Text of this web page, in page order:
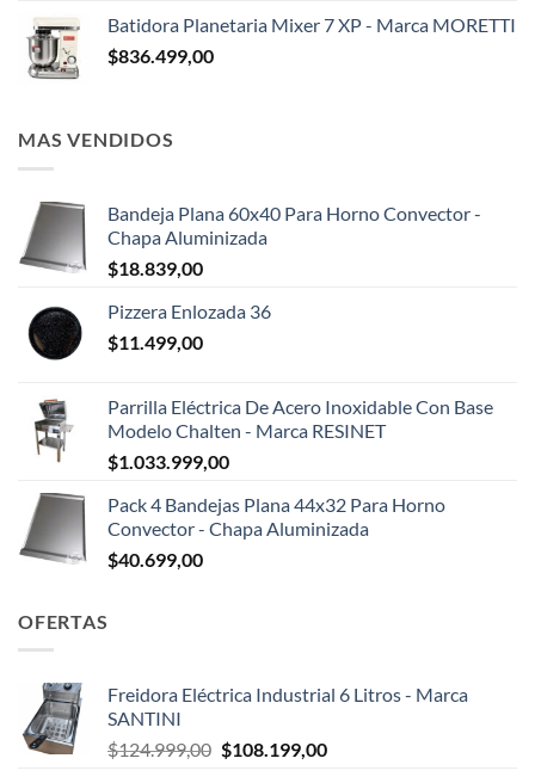
Batidora Planetaria Mixer 7 XP - Marca MORETTI
$836.499,00
MAS VENDIDOS
Bandeja Plana 60x40 Para Horno Convector -
Chapa Aluminizada
$18.839,00
Pizzera Enlozada 36
$11.499,00
Parrilla Eléctrica De Acero Inoxidable Con Base
Modelo Chalten - Marca RESINET
$1.033.999,00
Pack 4 Bandejas Plana 44x32 Para Horno
Convector - Chapa Aluminizada
$40.699,00
OFERTAS
Freidora Eléctrica Industrial 6 Litros - Marca
SANTINI
$124.999,00 El
$108.199,00El